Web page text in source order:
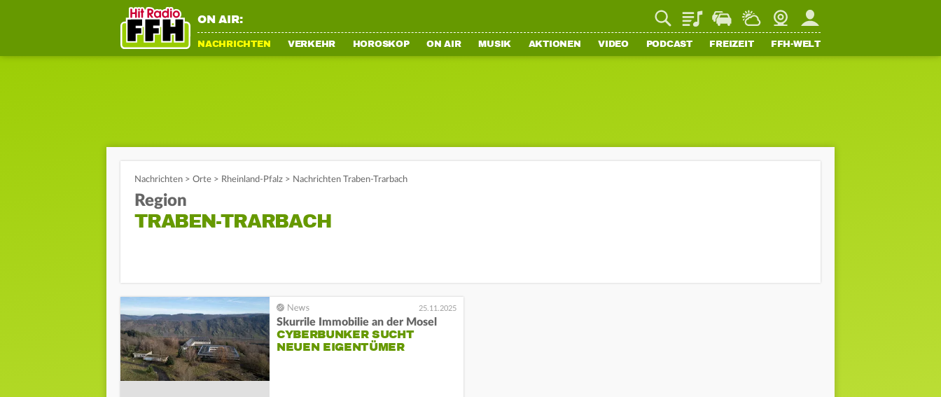
ON AIR: PlaylistStaupilotWetterWebcamMein FFH
NACHRICHTEN VERKEHR HOROSKOP ON AIR MUSIK AKTIONEN VIDEO PODCAST FREIZEIT FFH-WELT
Nachrichten > Orte > Rheinland-Pfalz > Nachrichten Traben-Trarbach
Region
TRABEN-TRARBACH
25.11.2025
Skurrile Immobilie an der Mosel
CYBERBUNKER SUCHT
NEUEN EIGENTÜMER